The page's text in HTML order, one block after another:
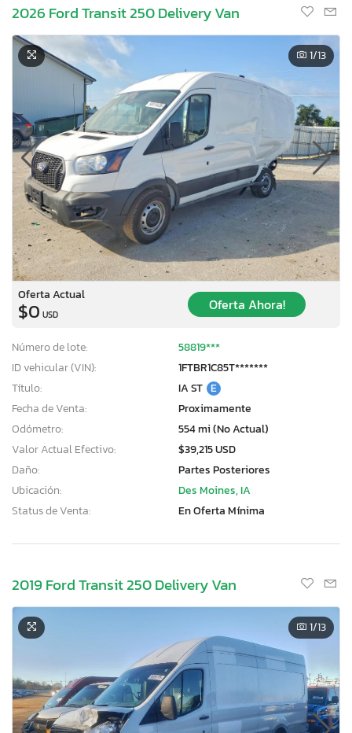
2026 Ford Transit 250 Delivery Van
1/13
Oferta Actual
$0 USD
Oferta Ahora!
Número de lote:
58819***
ID vehicular (VIN):
1FTBR1C85T*******
Título:
IA ST E
Fecha de Venta:
Proximamente
Odómetro:
554 mi (No Actual)
Valor Actual Efectivo:
$39,215 USD
Daño:
Partes Posteriores
Ubicación:
Des Moines, IA
Status de Venta:
En Oferta Mínima
2019 Ford Transit 250 Delivery Van
1/13